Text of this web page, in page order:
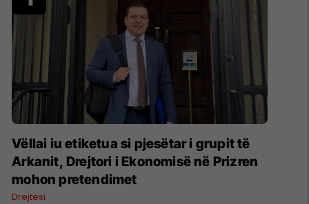
Vëllai iu etiketua si pjesëtar i grupit të
Arkanit, Drejtori i Ekonomisë në Prizren
mohon pretendimet
Drejtësi